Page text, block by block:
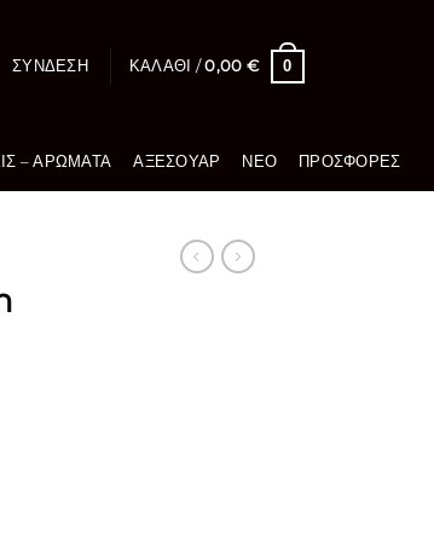
ΣΎΝΔΕΣΗ ΚΑΛΆΘΙ /0,00 € 0
– ΑΡΏΜΑΤΑ ΑΞΕΣΟΥΆΡ ΝΈΟ ΠΡΟΣΦΟΡΈΣ